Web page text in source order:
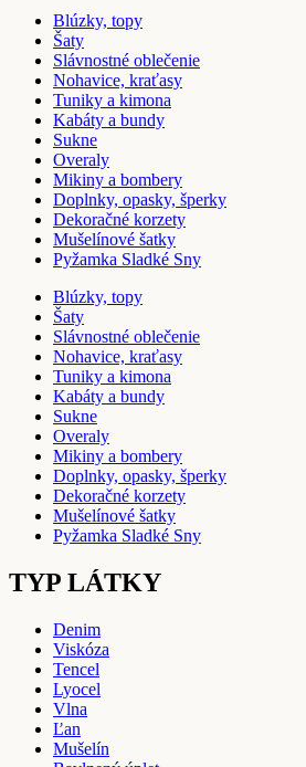
Blúzky, topy
Šaty
Slávnostné oblečenie
Nohavice, kraťasy
Tuniky a kimona
Kabáty a bundy
Sukne
Overaly
Mikiny a bombery
Doplnky, opasky, šperky
Dekoračné korzety
Mušelínové šatky
Pyžamka Sladké Sny
Blúzky, topy
Šaty
Slávnostné oblečenie
Nohavice, kraťasy
Tuniky a kimona
Kabáty a bundy
Sukne
Overaly
Mikiny a bombery
Doplnky, opasky, šperky
Dekoračné korzety
Mušelínové šatky
Pyžamka Sladké Sny
TYP LÁTKY
Denim
Viskóza
Tencel
Lyocel
Vlna
Ľan
Mušelín